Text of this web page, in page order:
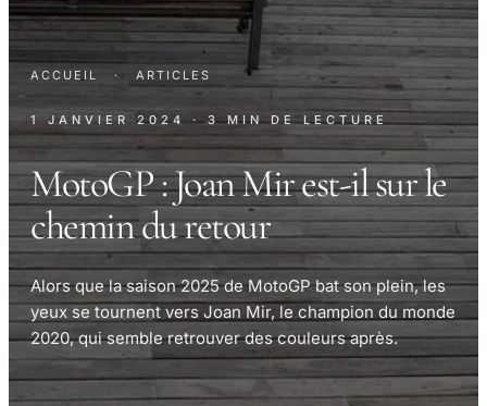
ACCUEIL · ARTICLES
1 JANVIER 2024 · 3 MIN DE LECTURE
MotoGP : Joan Mir est-il sur le
chemin du retour
Alors que la saison 2025 de MotoGP bat son plein, les
yeux se tournent vers Joan Mir, le champion du monde
2020, qui semble retrouver des couleurs après.